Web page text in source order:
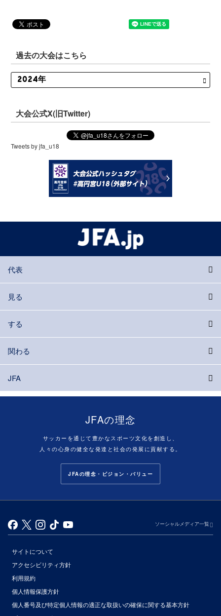
過去の大会はこちら
大会公式X(旧Twitter)
Tweets by jfa_u18
代表
見る
する
関わる
JFA
JFAの理念
サッカーを通じて豊かなスポーツ文化を創造し、
人々の心身の健全な発達と社会の発展に貢献する。
JFAの理念・ビジョン・バリュー
ソーシャルメディア一覧
サイトについて
アクセシビリティ方針
利用規約
個人情報保護方針
個人番号及び特定個人情報の適正な取扱いの確保に関する基本方針